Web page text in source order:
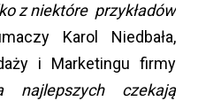
z niektóre przykładów
Karol Niedbała,
i Marketingu firmy
najlepszych czekają